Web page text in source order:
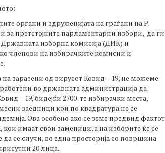
органи и здруженијата на граѓани на Р.
претстојните парламентарни избори, да ги
Државната изборна комисија (ДИК) и
членови на избирачките комисии и
на заразени од вирусот Ковид – 19, не можеме
во државната администрација да
– 19, бидејќи 2700-те избирачки места,
заедници кои по квадратура не се
Ова особено ако се земе предвид фактот
кои имаат свои заменици, а на изборите ќе се
се случи, во една просторија со површина
20 лица.